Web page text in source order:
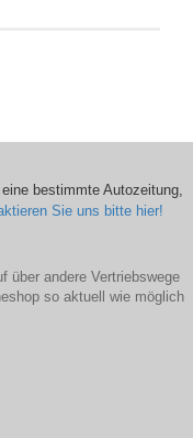
bestimmte Autozeitung,
Sie uns bitte hier!
über andere Vertriebswege
so aktuell wie möglich